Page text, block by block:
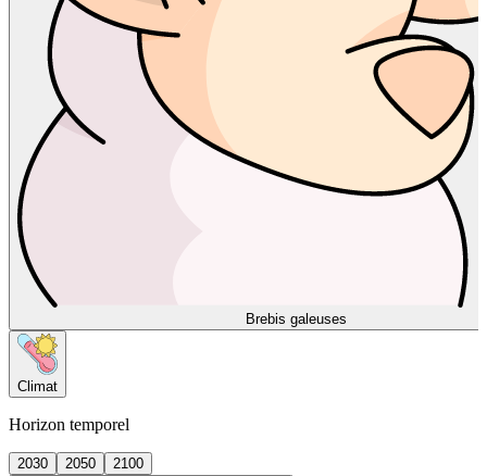
Brebis galeuses
Climat
Horizon temporel
2030 2050
2100